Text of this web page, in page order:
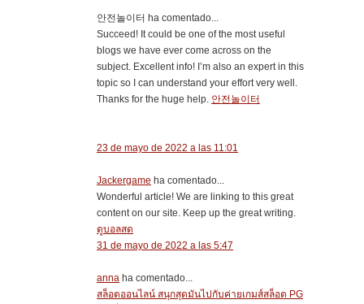
안전놀이터 ha comentado...
Succeed! It could be one of the most useful
blogs we have ever come across on the
subject. Excellent info! I’m also an expert in this
topic so I can understand your effort very well.
Thanks for the huge help. 안전놀이터
23 de mayo de 2022 a las 11:01
Jackergame ha comentado...
Wonderful article! We are linking to this great
content on our site. Keep up the great writing.
ดูบอลสด
31 de mayo de 2022 a las 5:47
anna ha comentado...
สล็อตออนไลน์ สนุกสุดมันไปกับค่ายเกมส์สล็อต PG